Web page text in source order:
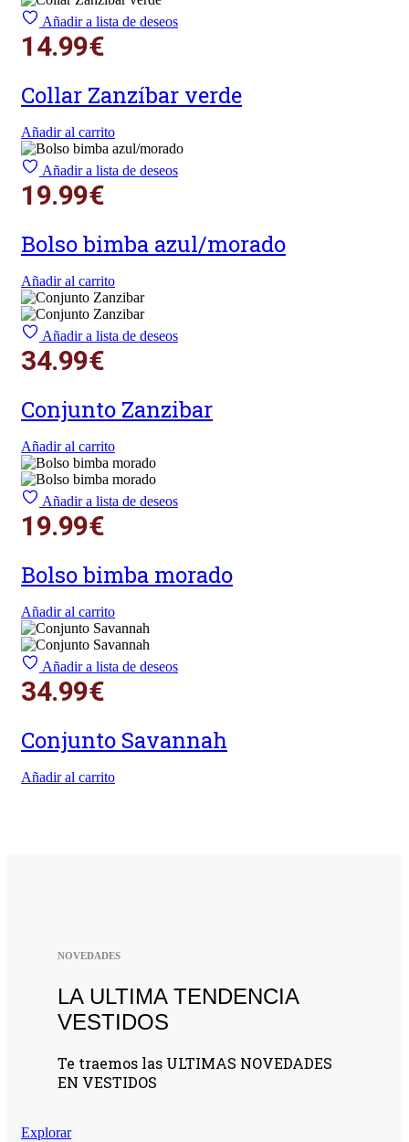
Añadir a lista de deseos
14.99€
Collar Zanzíbar verde
Añadir al carrito
Añadir a lista de deseos
19.99€
Bolso bimba azul/morado
Añadir al carrito
Añadir a lista de deseos
34.99€
Conjunto Zanzibar
Añadir al carrito
Añadir a lista de deseos
19.99€
Bolso bimba morado
Añadir al carrito
Añadir a lista de deseos
34.99€
Conjunto Savannah
Añadir al carrito
NOVEDADES
LA ULTIMA TENDENCIA
VESTIDOS
Te traemos las ULTIMAS NOVEDADES
EN VESTIDOS
Explorar